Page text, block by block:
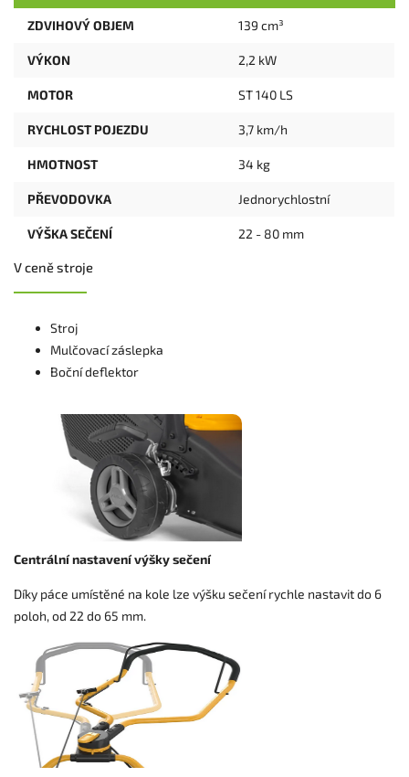
ZDVIHOVÝ OBJEM 139 cm³
VÝKON 2,2 kW
MOTOR ST 140 LS
RYCHLOST POJEZDU 3,7 km/h
HMOTNOST 34 kg
PŘEVODOVKA Jednorychlostní
VÝŠKA SEČENÍ 22 - 80 mm
V ceně stroje
Stroj
Mulčovací záslepka
Boční deflektor
Centrální nastavení výšky sečení
Díky páce umístěné na kole lze výšku sečení rychle nastavit do 6
poloh, od 22 do 65 mm.